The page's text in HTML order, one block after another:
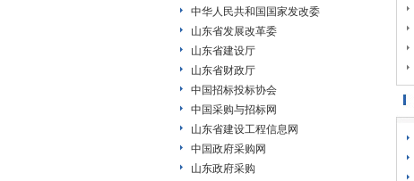
中华人民共和国国家发改委
山东省发展改革委
山东省建设厅
山东省财政厅
中国招标投标协会
中国采购与招标网
山东省建设工程信息网
中国政府采购网
山东政府采购